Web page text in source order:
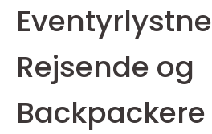
Eventyrlystne
Rejsende og
Backpackere